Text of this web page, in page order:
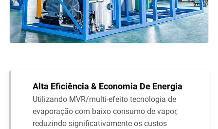
Alta Eficiência & Economia De Energia
Utilizando MVR/multi-efeito tecnologia de
evaporação com baixo consumo de vapor,
reduzindo significativamente os custos